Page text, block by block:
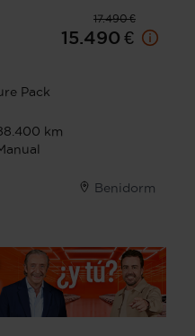
17.490 €
15.490 €
Pack
km
Benidorm